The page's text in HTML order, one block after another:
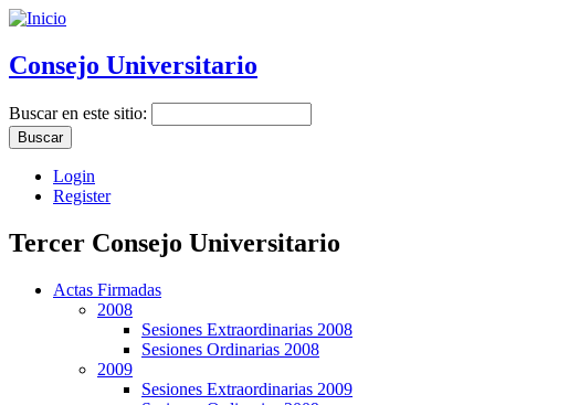
Consejo Universitario
Buscar en este sitio:
Login
Register
Tercer Consejo Universitario
Actas Firmadas
2008
Sesiones Extraordinarias 2008
Sesiones Ordinarias 2008
2009
Sesiones Extraordinarias 2009